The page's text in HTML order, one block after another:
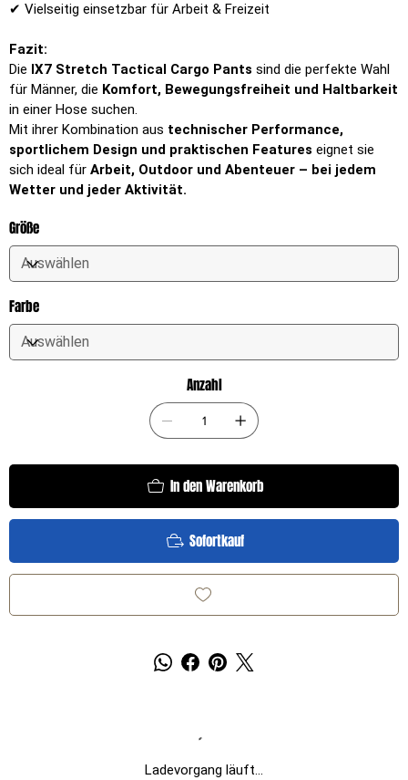
✔ Vielseitig einsetzbar für Arbeit & Freizeit
Fazit:
Die IX7 Stretch Tactical Cargo Pants sind die perfekte Wahl
für Männer, die Komfort, Bewegungsfreiheit und Haltbarkeit
in einer Hose suchen.
Mit ihrer Kombination aus technischer Performance,
sportlichem Design und praktischen Features eignet sie
sich ideal für Arbeit, Outdoor und Abenteuer – bei jedem
Wetter und jeder Aktivität.
Größe
Farbe
Anzahl
In den Warenkorb
Sofortkauf
Ladevorgang läuft...